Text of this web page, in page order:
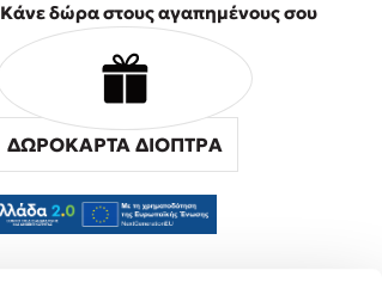
Κάνε δώρα στους αγαπημένους σου
ΔΩΡΟΚΑΡΤΑ ΔΙΟΠΤΡΑ